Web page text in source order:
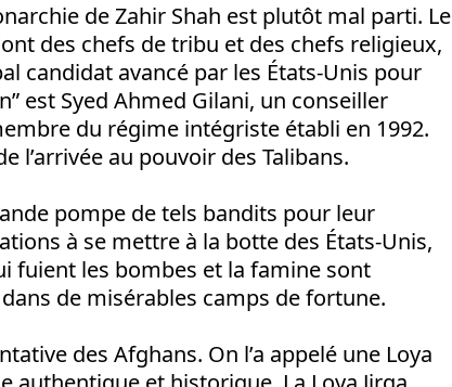
de Zahir Shah est plutôt mal parti. Le
des chefs de tribu et des chefs religieux,
candidat avancé par les États-Unis pour
est Syed Ahmed Gilani, un conseiller
du régime intégriste établi en 1992.
l’arrivée au pouvoir des Talibans.
pompe de tels bandits pour leur
à se mettre à la botte des États-Unis,
fuient les bombes et la famine sont
de misérables camps de fortune.
des Afghans. On l’a appelé une Loya